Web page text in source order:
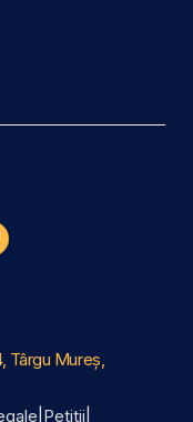
Târgu Mureș,
Petiții